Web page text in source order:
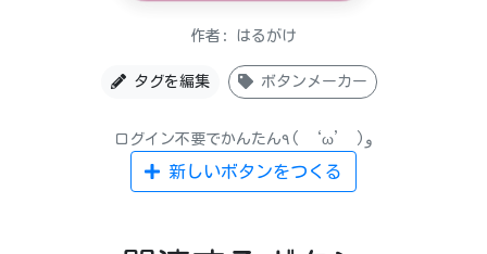
作者: はるがけ
タグを編集 ボタンメーカー
ログイン不要でかんたん٩( ‘ω’ )و
新しいボタンをつくる